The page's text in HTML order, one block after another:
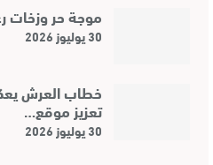
موجة حر وزخات
30 يوليوز 2026
خطاب العرش
تعزيز موقع…
30 يوليوز 2026